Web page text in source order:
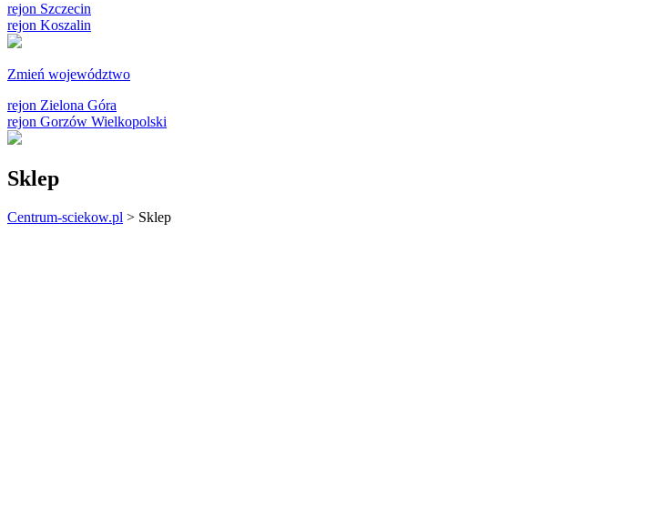
rejon Szczecin
rejon Koszalin
Zmień województwo
rejon Zielona Góra
rejon Gorzów Wielkopolski
Sklep
Centrum-sciekow.pl > Sklep